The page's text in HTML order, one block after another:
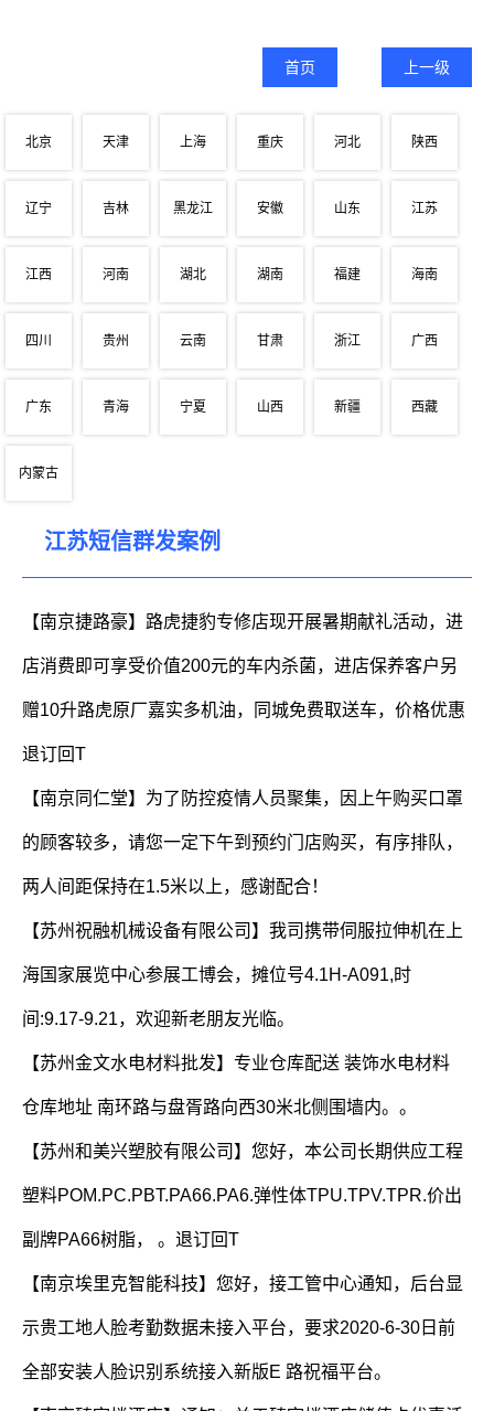
上一级
首页
北京 天津 上海 重庆 河北 陕西
辽宁 吉林 黑龙江 安徽 山东 江苏
江西 河南 湖北 湖南 福建 海南
四川 贵州 云南 甘肃 浙江 广西
广东 青海 宁夏 山西 新疆 西藏
内蒙古
江苏短信群发案例
【南京捷路豪】路虎捷豹专修店现开展暑期献礼活动，进
店消费即可享受价值200元的车内杀菌，进店保养客户另
赠10升路虎原厂嘉实多机油，同城免费取送车，价格优惠
退订回T
【南京同仁堂】为了防控疫情人员聚集，因上午购买口罩
的顾客较多，请您一定下午到预约门店购买，有序排队，
两人间距保持在1.5米以上，感谢配合！
【苏州祝融机械设备有限公司】我司携带伺服拉伸机在上
海国家展览中心参展工博会，摊位号4.1H-A091,时
间:9.17-9.21，欢迎新老朋友光临。
【苏州金文水电材料批发】专业仓库配送 装饰水电材料
仓库地址 南环路与盘胥路向西30米北侧围墙内。。
【苏州和美兴塑胶有限公司】您好，本公司长期供应工程
塑料POM.PC.PBT.PA66.PA6.弹性体TPU.TPV.TPR.价出
副牌PA66树脂， 。退订回T
【南京埃里克智能科技】您好，接工管中心通知，后台显
示贵工地人脸考勤数据未接入平台，要求2020-6-30日前
全部安装人脸识别系统接入新版E 路祝福平台。